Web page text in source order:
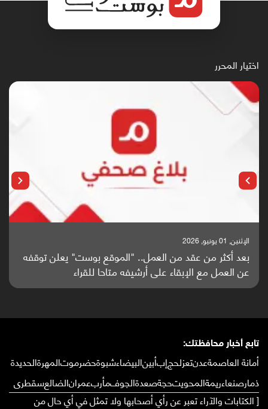
اختيار المحرر
الإثنين, 25 مايو, 2026
باحثون من اليمن يدخلون سباق أبحاث ألزهايمر بدراسة
واعدة منشورة عالميا (ترجمة)
تابع أخبار محافظتك:
أمانة العاصمةعدنتعزلحجإبأبينالبيضاءشبوةحضرموتالمهرةالحديدة
ذمارصنعاءريمةالمحويتحجةصعدةالجوفمأربعمرانالضالعسقطرى
[ الكتابات والآراء تعبر عن رأي أصحابها ولا تمثل في أي حال من